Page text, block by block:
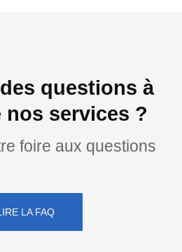
questions à
nos services ?
foire aux questions
LA FAQ